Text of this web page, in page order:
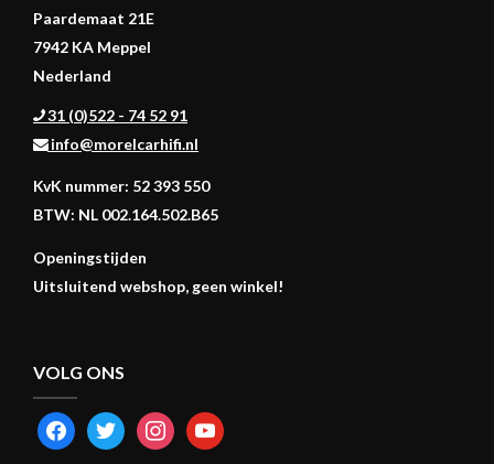
Paardemaat 21E
7942 KA Meppel
Nederland
31 (0)522 - 74 52 91
info@morelcarhifi.nl
KvK nummer: 52 393 550
BTW: NL 002.164.502.B65
Openingstijden
Uitsluitend webshop, geen winkel!
VOLG ONS
FACEBOOKTWITTERINSTAGRAM
YOUTUBE